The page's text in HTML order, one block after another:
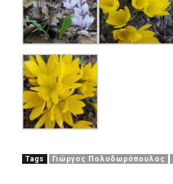
Tags Γιώργος Πολυδωρόπουλος